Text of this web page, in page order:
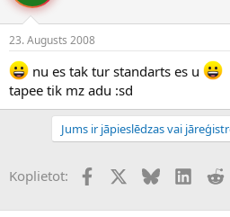
23. Augusts 2008
nu es tak tur standarts es u
tapee tik mz adu :sd
Jums ir jāpieslēdzas vai
Koplietot: FacebookX (Twitter)
Bluesky